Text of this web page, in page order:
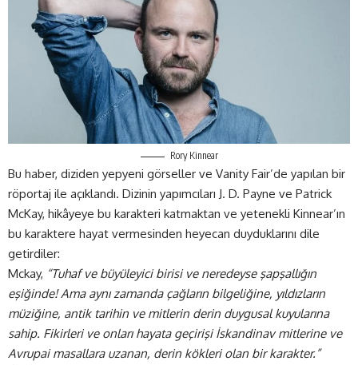
Rory Kinnear
Bu haber, diziden yepyeni görseller ve Vanity Fair’de yapılan bir
röportaj ile açıklandı. Dizinin yapımcıları J. D. Payne ve Patrick
McKay, hikâyeye bu karakteri katmaktan ve yetenekli Kinnear’ın
bu karaktere hayat vermesinden heyecan duyduklarını dile
getirdiler:
Mckay, “Tuhaf ve büyüleyici birisi ve neredeyse şapşallığın
eşiğinde! Ama aynı zamanda çağların bilgeliğine, yıldızların
müziğine, antik tarihin ve mitlerin derin duygusal kuyularına
sahip. Fikirleri ve onları hayata geçirişi İskandinav mitlerine ve
Avrupai masallara uzanan, derin kökleri olan bir karakter.”